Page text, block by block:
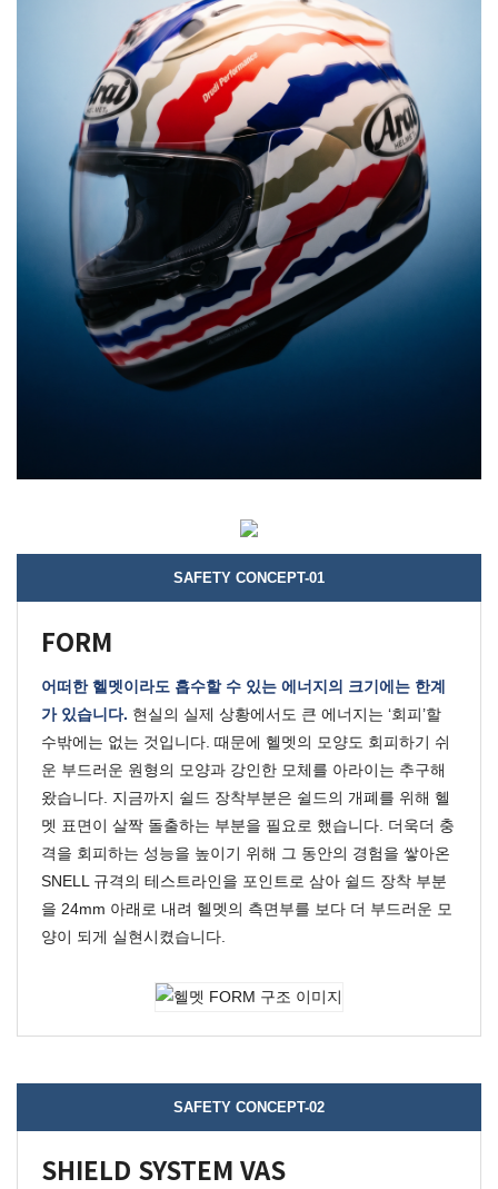
SAFETY CONCEPT-01
FORM
어떠한 헬멧이라도 흡수할 수 있는 에너지의 크기에는 한계
가 있습니다. 현실의 실제 상황에서도 큰 에너지는 ‘회피’할
수밖에는 없는 것입니다. 때문에 헬멧의 모양도 회피하기 쉬
운 부드러운 원형의 모양과 강인한 모체를 아라이는 추구해
왔습니다. 지금까지 쉴드 장착부분은 쉴드의 개폐를 위해 헬
멧 표면이 살짝 돌출하는 부분을 필요로 했습니다. 더욱더 충
격을 회피하는 성능을 높이기 위해 그 동안의 경험을 쌓아온
SNELL 규격의 테스트라인을 포인트로 삼아 쉴드 장착 부분
을 24mm 아래로 내려 헬멧의 측면부를 보다 더 부드러운 모
양이 되게 실현시켰습니다.
SAFETY CONCEPT-02
SHIELD SYSTEM VAS